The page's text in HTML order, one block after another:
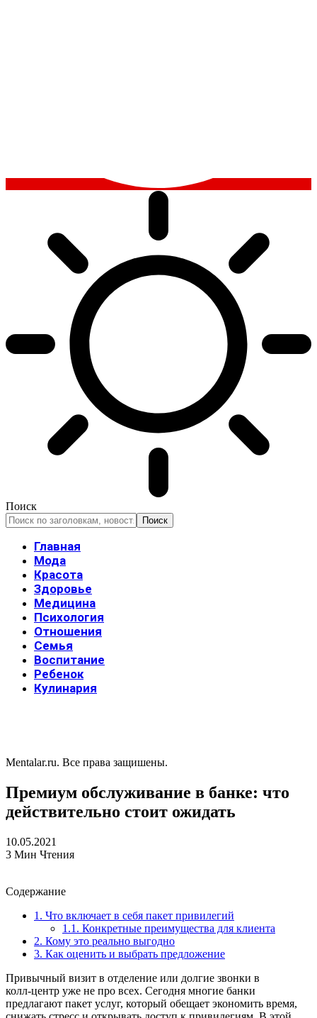
Поиск
Главная
Мода
Красота
Здоровье
Медицина
Психология
Отношения
Семья
Воспитание
Ребенок
Кулинария
Mentalar.ru. Все права защишены.
Премиум обслуживание в банке: что
действительно стоит ожидать
10.05.2021
3 Мин Чтения
Содержание
1. Что включает в себя пакет привилегий
1.1. Конкретные преимущества для клиента
2. Кому это реально выгодно
3. Как оценить и выбрать предложение
Привычный визит в отделение или долгие звонки в
колл‑центр уже не про всех. Сегодня многие банки
предлагают пакет услуг, который обещает экономить время,